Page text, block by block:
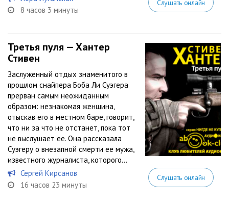
8 часов 3 минуты
Слушать онлайн
Третья пуля — Хантер
Стивен
Заслуженный отдых знаменитого в
прошлом снайпера Боба Ли Суэгера
прерван самым неожиданным
образом: незнакомая женщина,
отыскав его в местном баре, говорит,
что ни за что не отстанет, пока тот
не выслушает ее. Она рассказала
Суэгеру о внезапной смерти ее мужа,
известного журналиста, которого...
Сергей Кирсанов
16 часов 23 минуты
Слушать онлайн